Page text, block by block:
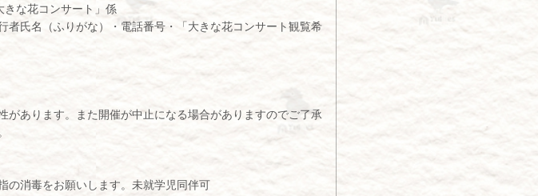
きな花コンサート」係
者氏名（ふりがな）・電話番号・「大きな花コンサート観覧希
あります。また開催が中止になる場合がありますのでご了承
の消毒をお願いします。未就学児同伴可